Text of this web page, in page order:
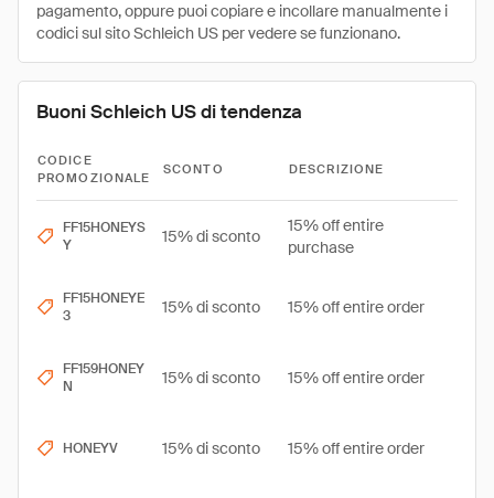
pagamento, oppure puoi copiare e incollare manualmente i
codici sul sito Schleich US per vedere se funzionano.
Buoni Schleich US di tendenza
CODICE
PROMOZIONALE
SCONTO DESCRIZIONE
FF15HONEYS
Y
15% di sconto
15% off entire
purchase
FF15HONEYE
3
15% di sconto 15% off entire order
FF159HONEY
N
15% di sconto 15% off entire order
HONEYV 15% di sconto 15% off entire order